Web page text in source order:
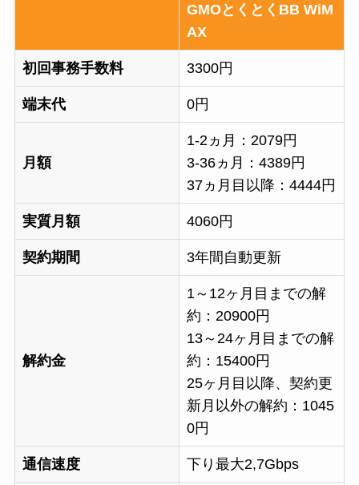
GMOとくとくBB WiM
AX
初回事務手数料 3300円
端末代 0円
月額
1-2ヵ月：2079円
3-36ヵ月：4389円
37ヵ月目以降：4444円
実質月額 4060円
契約期間 3年間自動更新
解約金
1～12ヶ月目までの解
約：20900円
13～24ヶ月目までの解
約：15400円
25ヶ月目以降、契約更
新月以外の解約：1045
0円
通信速度 下り最大2,7Gbps